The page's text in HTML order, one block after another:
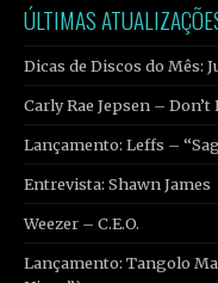
ÚLTIMAS
Dicas de Discos do Mês:
Carly Rae Jepsen –
Lançamento: Leffs –
Entrevista: Shawn James
Weezer – C.E.O.
Lançamento: Tangolo